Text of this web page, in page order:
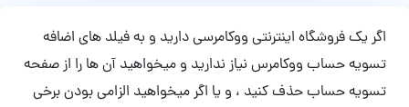
اگر یک فروشگاه اینترنتی ووکامرسی دارید و به فیلد های اضافه
تسویه حساب ووکامرس نیاز ندارید و میخواهید آن ها را از صفحه
تسویه حساب حذف کنید ، و یا اگر میخواهید الزامی بودن برخی